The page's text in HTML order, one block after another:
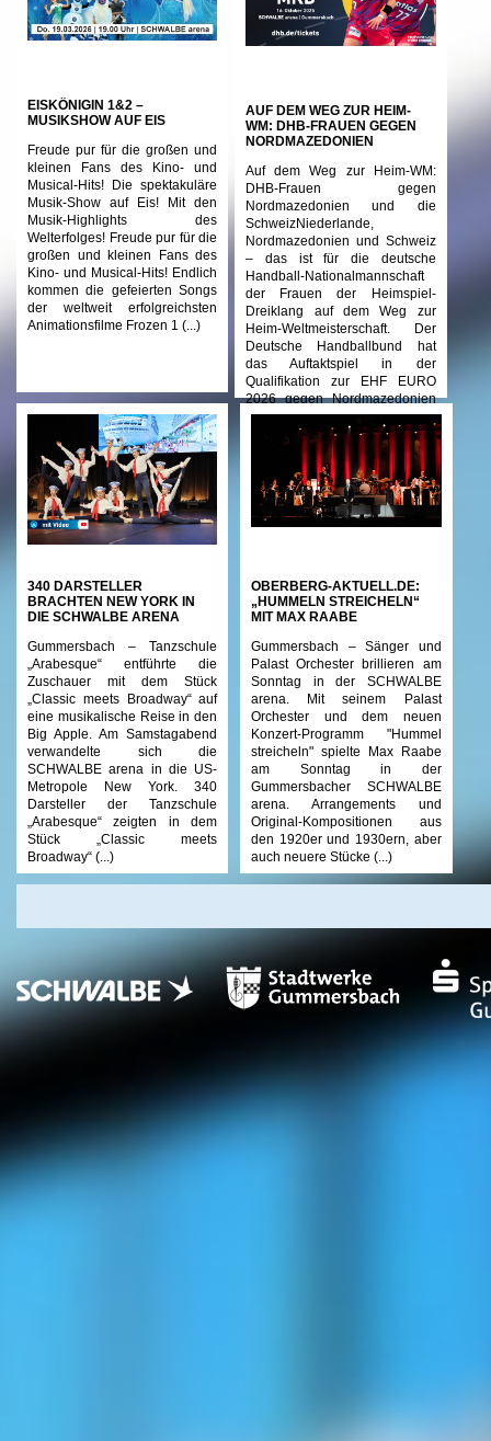
EISKÖNIGIN 1&2 –
MUSIKSHOW AUF EIS
Freude pur für die großen und
kleinen Fans des Kino- und
Musical-Hits! Die spektakuläre
Musik-Show auf Eis! Mit den
Musik-Highlights des
Welterfolges! Freude pur für die
großen und kleinen Fans des
Kino- und Musical-Hits! Endlich
kommen die gefeierten Songs
der weltweit erfolgreichsten
Animationsfilme Frozen 1 (...)
AUF DEM WEG ZUR HEIM-
WM: DHB-FRAUEN GEGEN
NORDMAZEDONIEN
Auf dem Weg zur Heim-WM:
DHB-Frauen gegen
Nordmazedonien und die
SchweizNiederlande,
Nordmazedonien und Schweiz
– das ist für die deutsche
Handball-Nationalmannschaft
der Frauen der Heimspiel-
Dreiklang auf dem Weg zur
Heim-Weltmeisterschaft. Der
Deutsche Handballbund hat
das Auftaktspiel in der
Qualifikation zur EHF EURO
2026 gegen Nordmazedonien
(...)
340 DARSTELLER
BRACHTEN NEW YORK IN
DIE SCHWALBE ARENA
Gummersbach – Tanzschule
„Arabesque“ entführte die
Zuschauer mit dem Stück
„Classic meets Broadway“ auf
eine musikalische Reise in den
Big Apple. Am Samstagabend
verwandelte sich die
SCHWALBE arena in die US-
Metropole New York. 340
Darsteller der Tanzschule
„Arabesque“ zeigten in dem
Stück „Classic meets
Broadway“ (...)
OBERBERG-AKTUELL.DE:
„HUMMELN STREICHELN“
MIT MAX RAABE
Gummersbach – Sänger und
Palast Orchester brillieren am
Sonntag in der SCHWALBE
arena. Mit seinem Palast
Orchester und dem neuen
Konzert-Programm "Hummel
streicheln" spielte Max Raabe
am Sonntag in der
Gummersbacher SCHWALBE
arena. Arrangements und
Original-Kompositionen aus
den 1920er und 1930ern, aber
auch neuere Stücke (...)